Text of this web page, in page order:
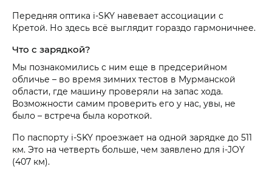
Передняя оптика i‑SKY навевает ассоциации с
Кретой. Но здесь всё выглядит гораздо гармоничнее.
Что с зарядкой?
Мы познакомились с ним еще в предсерийном
обличье – во время зимних тестов в Мурманской
области, где машину проверяли на запас хода.
Возможности самим проверить его у нас, увы, не
было – встреча была короткой.
По паспорту i‑SKY проезжает на одной зарядке до 511
км. Это на четверть больше, чем заявлено для i‑JOY
(407 км).